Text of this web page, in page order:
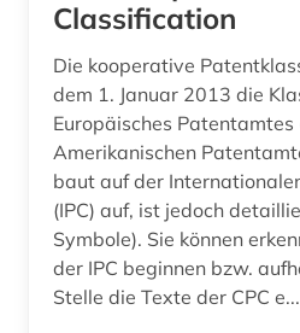
maritime dictionary (1)
maschinenbau (1)
mathematik (1)
medizintechnik (1)
mikromobilität (1)
Classification
Die kooperative
dem 1. Januar 2013 die
Europäisches Patentamtes
Amerikanischen Patentamtes
baut auf der
(IPC) auf, ist jedoch
Symbole). Sie können erkennen, wo die Texte
der IPC beginnen bzw.
Stelle die Texte der CPC e...